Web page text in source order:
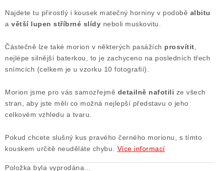
Najdete tu přirostlý i kousek matečný horniny v podobě albitu
a větší lupen stříbrné slídy neboli muskovitu.
Částečně lze také morion v některých pasážích prosvítit
nejlépe silnější baterkou, to je zachyceno na posledních třech
snímcích (celkem je u vzorku 10 fotografií).
Morion jsme pro vás samozřejmě detailně nafotili ze všech
stran, aby jste měli co možná nejlepší představu o jeho
celkovém vzhledu a tvaru.
Pokud chcete slušný kus pravého černého morionu, s tímto
kouskem určitě neuděláte chybu.
Více informací
Položka byla vyprodána…